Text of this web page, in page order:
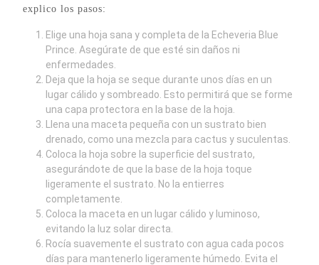
explico los pasos:
Elige una hoja sana y completa de la Echeveria Blue
Prince. Asegúrate de que esté sin daños ni
enfermedades.
Deja que la hoja se seque durante unos días en un
lugar cálido y sombreado. Esto permitirá que se forme
una capa protectora en la base de la hoja.
Llena una maceta pequeña con un sustrato bien
drenado, como una mezcla para cactus y suculentas.
Coloca la hoja sobre la superficie del sustrato,
asegurándote de que la base de la hoja toque
ligeramente el sustrato. No la entierres
completamente.
Coloca la maceta en un lugar cálido y luminoso,
evitando la luz solar directa.
Rocía suavemente el sustrato con agua cada pocos
días para mantenerlo ligeramente húmedo. Evita el